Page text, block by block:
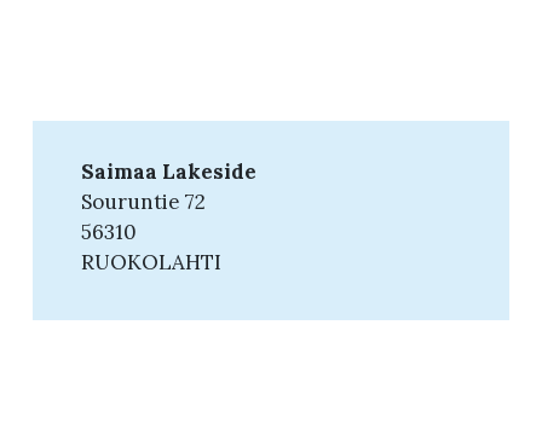
Saimaa Lakeside
Souruntie 72
56310
RUOKOLAHTI